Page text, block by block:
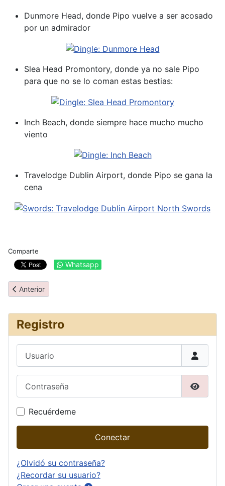
Dunmore Head, donde Pipo vuelve a ser acosado
por un admirador
Slea Head Promontory, donde ya no sale Pipo
para que no se lo coman estas bestias:
Inch Beach, donde siempre hace mucho mucho
viento
Travelodge Dublin Airport, donde Pipo se gana la
cena
Comparte
Whatsapp
Artículo anterior: Fotos del viaje
Anterior
Registro
Recuérdeme
Conectar
¿Olvidó su contraseña?
¿Recordar su usuario?